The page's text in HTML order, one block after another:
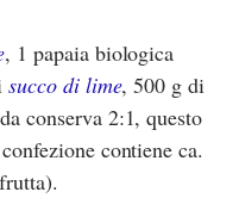
, 1 papaia biologica
succo di lime, 500 g di
conserva 2:1, questo
contiene ca.